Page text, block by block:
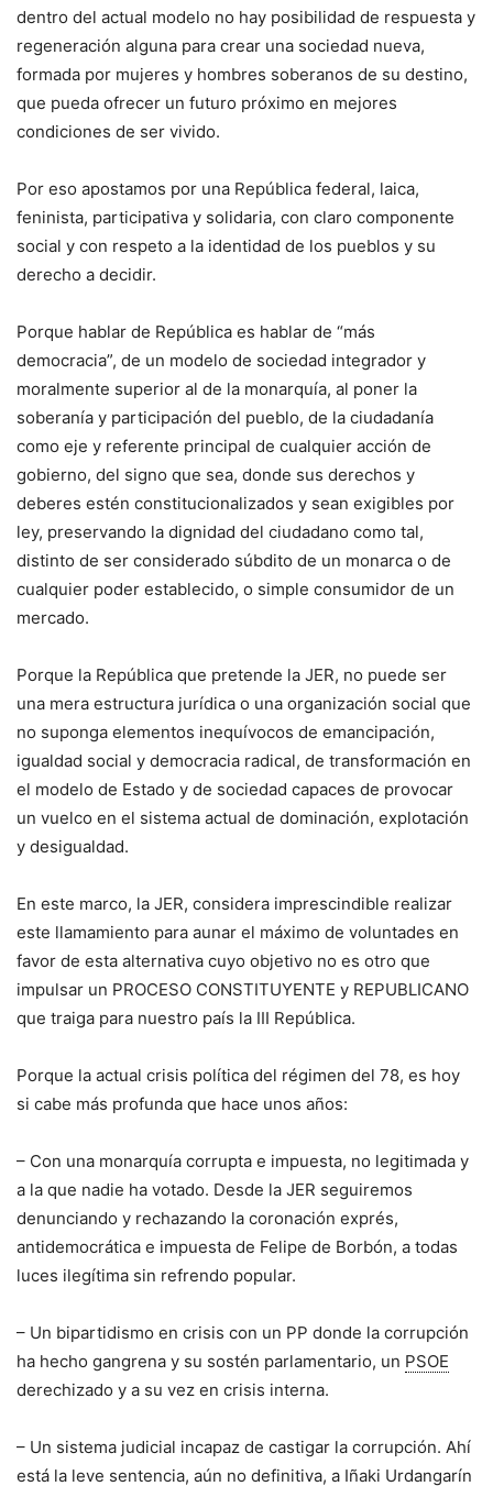
dentro del actual modelo no hay posibilidad de respuesta y
regeneración alguna para crear una sociedad nueva,
formada por mujeres y hombres soberanos de su destino,
que pueda ofrecer un futuro próximo en mejores
condiciones de ser vivido.
Por eso apostamos por una República federal, laica,
feninista, participativa y solidaria, con claro componente
social y con respeto a la identidad de los pueblos y su
derecho a decidir.
Porque hablar de República es hablar de “más
democracia”, de un modelo de sociedad integrador y
moralmente superior al de la monarquía, al poner la
soberanía y participación del pueblo, de la ciudadanía
como eje y referente principal de cualquier acción de
gobierno, del signo que sea, donde sus derechos y
deberes estén constitucionalizados y sean exigibles por
ley, preservando la dignidad del ciudadano como tal,
distinto de ser considerado súbdito de un monarca o de
cualquier poder establecido, o simple consumidor de un
mercado.
Porque la República que pretende la JER, no puede ser
una mera estructura jurídica o una organización social que
no suponga elementos inequívocos de emancipación,
igualdad social y democracia radical, de transformación en
el modelo de Estado y de sociedad capaces de provocar
un vuelco en el sistema actual de dominación, explotación
y desigualdad.
En este marco, la JER, considera imprescindible realizar
este llamamiento para aunar el máximo de voluntades en
favor de esta alternativa cuyo objetivo no es otro que
impulsar un PROCESO CONSTITUYENTE y REPUBLICANO
que traiga para nuestro país la III República.
Porque la actual crisis política del régimen del 78, es hoy
si cabe más profunda que hace unos años:
– Con una monarquía corrupta e impuesta, no legitimada y
a la que nadie ha votado. Desde la JER seguiremos
denunciando y rechazando la coronación exprés,
antidemocrática e impuesta de Felipe de Borbón, a todas
luces ilegítima sin refrendo popular.
– Un bipartidismo en crisis con un PP donde la corrupción
ha hecho gangrena y su sostén parlamentario, un PSOE
derechizado y a su vez en crisis interna.
– Un sistema judicial incapaz de castigar la corrupción. Ahí
está la leve sentencia, aún no definitiva, a Iñaki Urdangarín